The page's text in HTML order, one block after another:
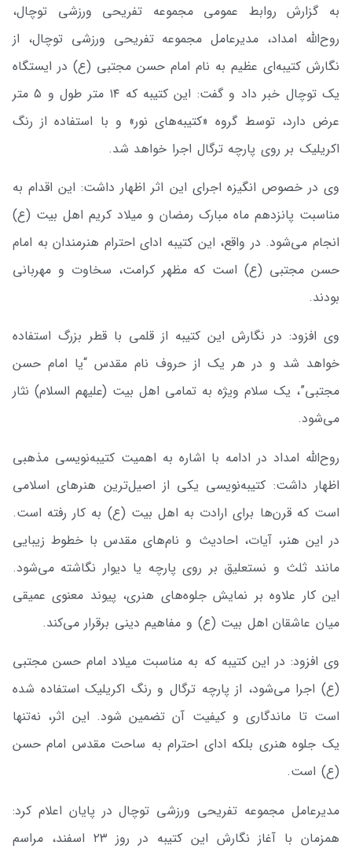
به گزارش روابط عمومی مجموعه تفریحی ورزشی توچال،
روح‌الله امداد، مدیرعامل مجموعه تفریحی ورزشی توچال، از
نگارش کتیبه‌ای عظیم به نام امام حسن مجتبی (ع) در ایستگاه
یک توچال خبر داد و گفت: این کتیبه که ۱۴ متر طول و ۵ متر
عرض دارد، توسط گروه «کتیبه‌های نور» و با استفاده از رنگ
اکریلیک بر روی پارچه ترگال اجرا خواهد شد.
وی در خصوص انگیزه اجرای این اثر اظهار داشت: این اقدام به
مناسبت پانزدهم ماه مبارک رمضان و میلاد کریم اهل بیت (ع)
انجام می‌شود. در واقع، این کتیبه ادای احترام هنرمندان به امام
حسن مجتبی (ع) است که مظهر کرامت، سخاوت و مهربانی
بودند.
وی افزود: در نگارش این کتیبه از قلمی با قطر بزرگ استفاده
خواهد شد و در هر یک از حروف نام مقدس “یا امام حسن
مجتبی”، یک سلام ویژه به تمامی اهل بیت (علیهم السلام) نثار
می‌شود.
روح‌الله امداد در ادامه با اشاره به اهمیت کتیبه‌نویسی مذهبی
اظهار داشت: کتیبه‌نویسی یکی از اصیل‌ترین هنرهای اسلامی
است که قرن‌ها برای ارادت به اهل بیت (ع) به کار رفته است.
در این هنر، آیات، احادیث و نام‌های مقدس با خطوط زیبایی
مانند ثلث و نستعلیق بر روی پارچه یا دیوار نگاشته می‌شود.
این کار علاوه بر نمایش جلوه‌های هنری، پیوند معنوی عمیقی
میان عاشقان اهل بیت (ع) و مفاهیم دینی برقرار می‌کند.
وی افزود: در این کتیبه که به مناسبت میلاد امام حسن مجتبی
(ع) اجرا می‌شود، از پارچه ترگال و رنگ اکریلیک استفاده شده
است تا ماندگاری و کیفیت آن تضمین شود. این اثر، نه‌تنها
یک جلوه هنری بلکه ادای احترام به ساحت مقدس امام حسن
(ع) است.
مدیرعامل مجموعه تفریحی ورزشی توچال در پایان اعلام کرد:
همزمان با آغاز نگارش این کتیبه در روز ۲۳ اسفند، مراسم